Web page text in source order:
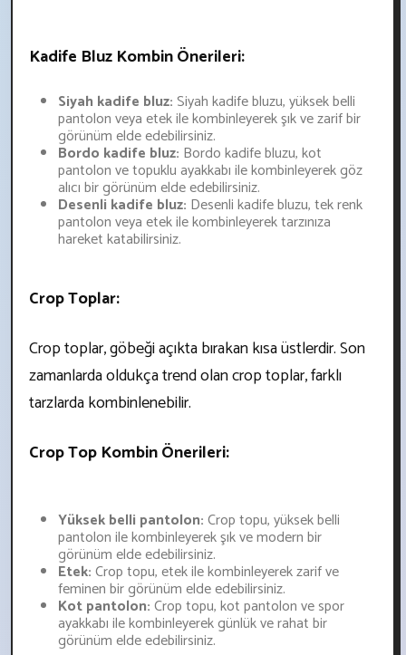
Kadife Bluz Kombin Önerileri:
Siyah kadife bluz:Siyah kadife bluzu, yüksek belli
pantolon veya etek ile kombinleyerek şık ve zarif bir
görünüm elde edebilirsiniz.
Bordo kadife bluz: Bordo kadife bluzu, kot
pantolon ve topuklu ayakkabı ile kombinleyerek göz
alıcı bir görünüm elde edebilirsiniz.
Desenli kadife bluz: Desenli kadife bluzu, tek renk
pantolon veya etek ile kombinleyerek tarzınıza
hareket katabilirsiniz.
Crop Toplar:
Crop toplar, göbeği açıkta bırakan kısa üstlerdir. Son
zamanlarda oldukça trend olan crop toplar, farklı
tarzlarda kombinlenebilir.
Crop Top Kombin Önerileri:
Yüksek belli pantolon:Crop topu, yüksek belli
pantolon ile kombinleyerek şık ve modern bir
görünüm elde edebilirsiniz.
Etek:Crop topu, etek ile kombinleyerek zarif ve
feminen bir görünüm elde edebilirsiniz.
Kot pantolon:Crop topu, kot pantolon ve spor
ayakkabı ile kombinleyerek günlük ve rahat bir
görünüm elde edebilirsiniz.